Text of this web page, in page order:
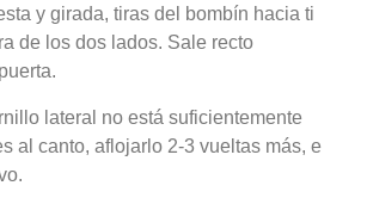
y girada, tiras del bombín hacia ti
de los dos lados. Sale recto
lateral no está suficientemente
al canto, aflojarlo 2-3 vueltas más, e